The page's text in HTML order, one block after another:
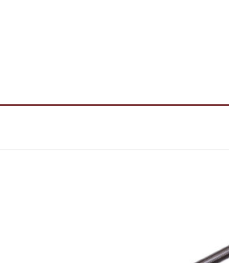
Add to
wishlist